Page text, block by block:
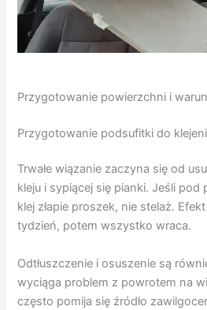
Przygotowanie powierzchni i
Przygotowanie podsufitki do
Trwałe wiązanie zaczyna się od
kleju i sypiącej się pianki. Jeśli pod
klej złapie proszek, nie stelaż.
tydzień, potem wszystko wraca.
Odtłuszczenie i osuszenie są
wyciąga problem z powrotem na
często pomija się źródło